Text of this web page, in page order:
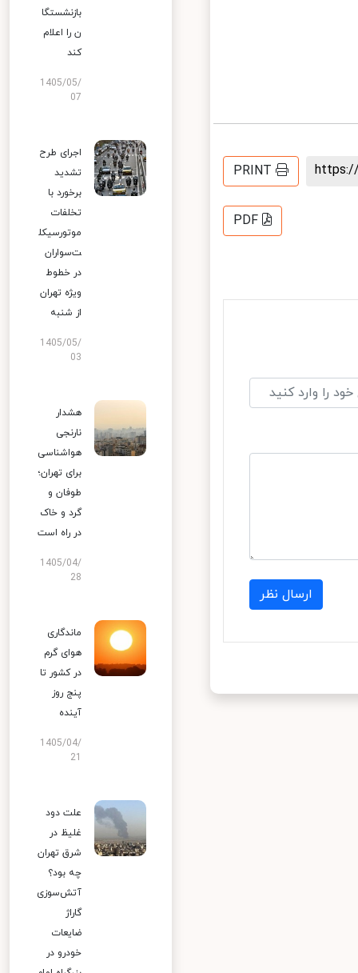
PRINT
PDF
ارسال نظر
بازنشستگا
ن را اعلام
کند
1405/05/
07
اجرای طرح
تشدید
برخورد با
تخلفات
موتورسیکل
ت‌سواران
در خطوط
ویژه تهران
از شنبه
1405/05/
03
هشدار
نارنجی
هواشناسی
برای تهران؛
طوفان و
گرد و خاک
در راه است
1405/04/
28
ماندگاری
هوای گرم
در کشور تا
پنج روز
آینده
1405/04/
علت دود
غلیظ در
شرق تهران
چه بود؟
آتش‌سوزی
گاراژ
ضایعات
خودرو در